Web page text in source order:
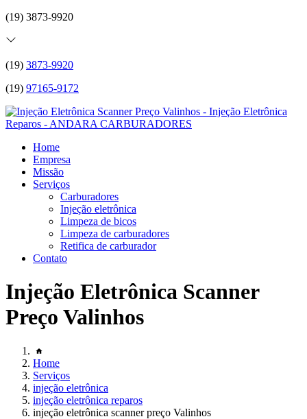
(19) 3873-9920
(19) 3873-9920
(19) 97165-9172
Home
Empresa
Missão
Serviços
Carburadores
Injeção eletrônica
Limpeza de bicos
Limpeza de carburadores
Retifica de carburador
Contato
Injeção Eletrônica Scanner
Preço Valinhos
Home
Serviços
injeção eletrônica
injeção eletrônica reparos
injeção eletrônica scanner preço Valinhos